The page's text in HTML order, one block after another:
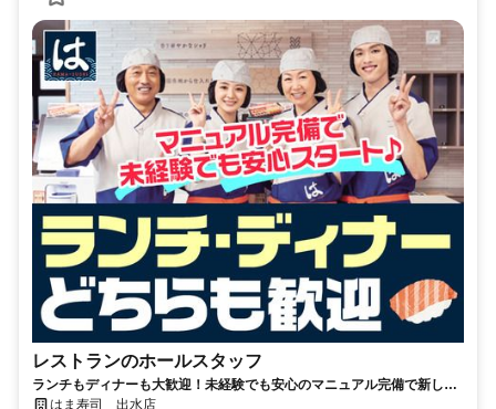
レストランのホールスタッフ
ランチもディナーも大歓迎！未経験でも安心のマニュアル完備で新しい
スタートを応援します♪
はま寿司 出水店